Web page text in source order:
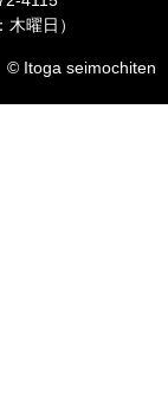
曜日）
© Itoga seimochiten